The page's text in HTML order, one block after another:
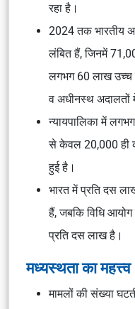
रहा है।
2024 तक भारतीय
लंबित हैं, जिनमें
लगभग 60 लाख उच्च
व अधीनस्थ अदालतों
न्यायपालिका में
से केवल 20,000 ही
हुई है।
भारत में प्रति दस
हैं, जबकि विधि आयोग
प्रति दस लाख है।
मध्यस्थता का महत्त्व
मामलों की संख्या